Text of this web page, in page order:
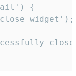
{
widget');